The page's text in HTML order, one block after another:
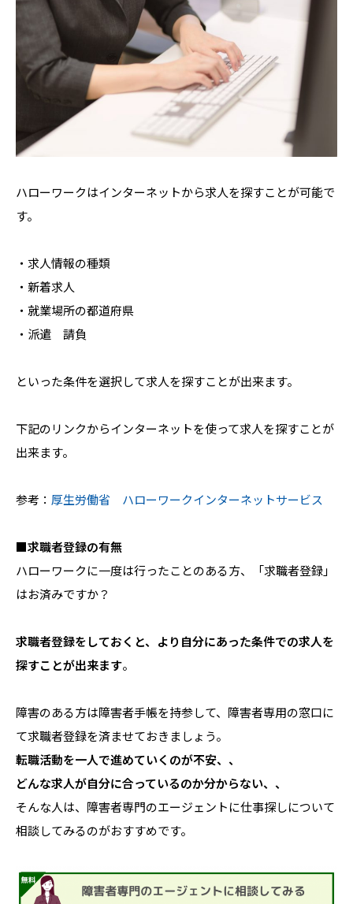
ハローワークはインターネットから求人を探すことが可能で
す。
・求人情報の種類
・新着求人
・就業場所の都道府県
・派遣 請負
といった条件を選択して求人を探すことが出来ます。
下記のリンクからインターネットを使って求人を探すことが
出来ます。
参考： 厚生労働省 ハローワークインターネットサービス
■求職者登録の有無
ハローワークに一度は行ったことのある方、「求職者登録」
はお済みですか？
求職者登録をしておくと、より自分にあった条件での求人を
探すことが出来ます。
障害のある方は障害者手帳を持参して、障害者専用の窓口に
て求職者登録を済ませておきましょう。
転職活動を一人で進めていくのが不安、、
どんな求人が自分に合っているのか分からない、、
そんな人は、障害者専門のエージェントに仕事探しについて
相談してみるのがおすすめです。